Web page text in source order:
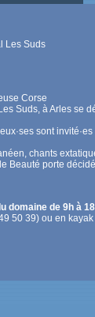
Les Suds
Corse
Suds, à Arles se
sont
chants
Beauté porte
domaine de 9h à
50 39) ou en